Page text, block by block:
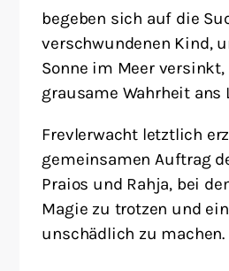
begeben sich auf die
verschwundenen Kind,
Sonne im Meer
grausame Wahrheit ans
Frevlerwacht letztlich
gemeinsamen Auftrag
Praios und Rahja, bei
Magie zu trotzen und
unschädlich zu machen.